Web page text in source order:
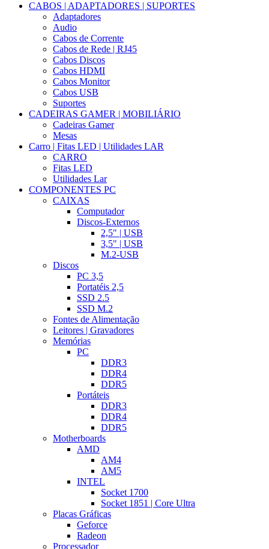
CABOS | ADAPTADORES | SUPORTES
Adaptadores
Audio
Cabos de Corrente
Cabos de Rede | RJ45
Cabos Discos
Cabos HDMI
Cabos Monitor
Cabos USB
Suportes
CADEIRAS GAMER | MOBILIÁRIO
Cadeiras Gamer
Mesas
Carro | Fitas LED | Utilidades LAR
CARRO
Fitas LED
Utilidades Lar
COMPONENTES PC
CAIXAS
Computador
Discos-Externos
2,5" | USB
3,5" | USB
M.2-USB
Discos
PC 3,5
Portatéis 2,5
SSD 2.5
SSD M.2
Fontes de Alimentação
Leitores | Gravadores
Memórias
PC
DDR3
DDR4
DDR5
Portáteis
DDR3
DDR4
DDR5
Motherboards
AMD
AM4
AM5
INTEL
Socket 1700
Socket 1851 | Core Ultra
Placas Gráficas
Geforce
Radeon
Processador